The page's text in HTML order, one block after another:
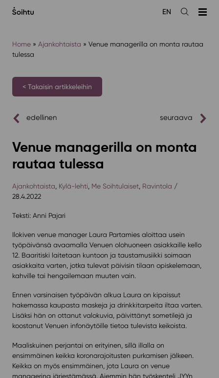
sisältöön
Avaa
EN
Home» Ajankohtaista » Venue managerilla on monta rautaa
tulessa
< Takaisin artikkeleihin
edellinen seuraava
Venue managerilla on monta
rautaa tulessa
Ajankohtaista Kylä-lehti Me Soihtulaiset, Ravintola /
28.4.2022
Teksti: Anni Pajari
Ilokiven venue manager Laura Partamies aloittaa usein
työpäivänsä avaamalla Venuen olohuoneen asiakkaille kello
12. Baaritiski laitetaan kuntoon ja taustamusiikki soimaan
asiakkaita varten, jotka tulevat päivisin tilaan opiskelemaan,
kahville tai hengailemaan muuten vain.
Ennen varsinaisen työpäivän alkua Laura on kipaissut
hakemassa kaupasta maskeja ja drinkkitarpeita iltaa varten.
Lisäksi hän on ottanut valokuvia, päivittänyt sometilejä ja
koostanut Venuen infonäytöille tietoa tulevista keikoista.
Maaliskuinen perjantai on erityinen, sillä illalla on
ensimmäinen keikka koronarajoitusten purkamisen jälkeen.
Keikka on myös ensimmäinen, jota Laura on venue
managerina järjestämässä. Aiemmin hän työskenteli JYYn